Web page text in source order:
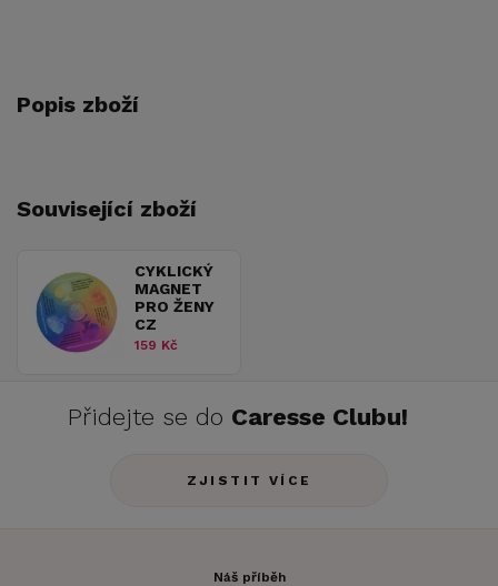
Popis zboží
Související zboží
CYKLICKÝ
MAGNET
PRO ŽENY
CZ
159 Kč
Přidejte se do Caresse Clubu!
ZJISTIT VÍCE
Náš příběh